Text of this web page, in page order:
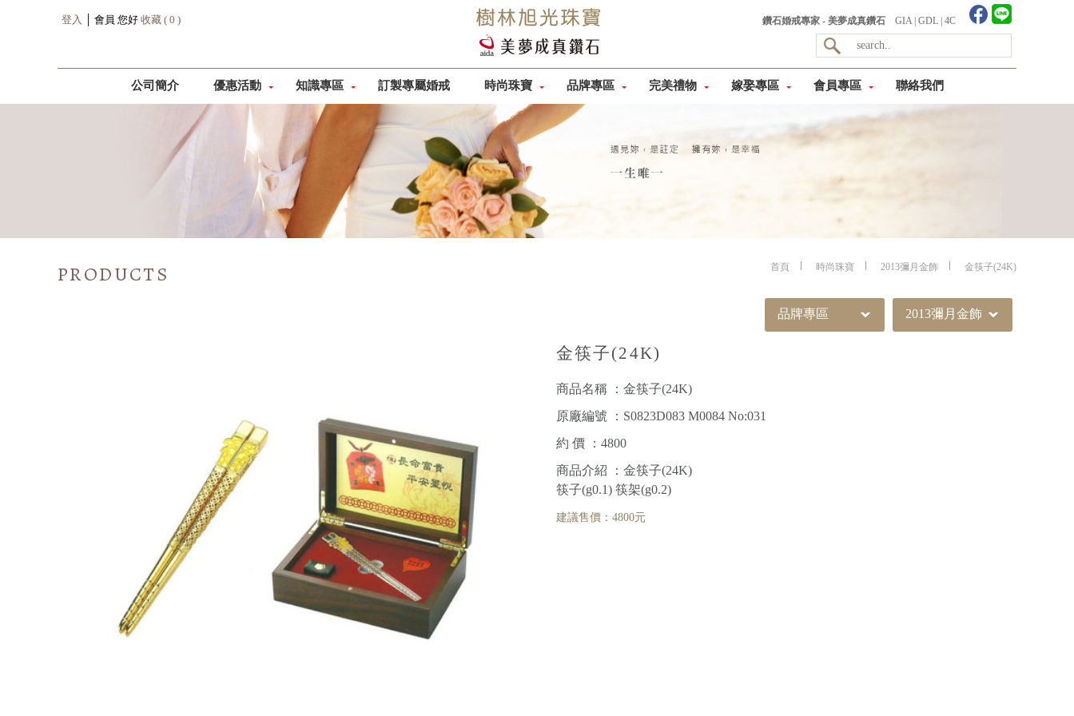
登入 │ 會員 您好 收藏 ( 0 ) 鑽石婚戒專家 - 美夢成真鑽石 GIA| GDL| 4C
公司簡介 優惠活動 知識專區 訂製專屬婚戒 時尚珠寶 品牌專區 完美禮物 嫁娶專區 會員專區 聯絡我們
首頁 時尚珠寶 2013彌月金飾 金筷子(24K)
PRODUCTS
品牌專區 2013彌月金飾
金筷子(24K)
商品名稱 ：金筷子(24K)
原廠編號 ：S0823D083 M0084 No:031
約 價 ：4800
商品介紹 ：金筷子(24K)
筷子(g0.1) 筷架(g0.2)
建議售價：4800元